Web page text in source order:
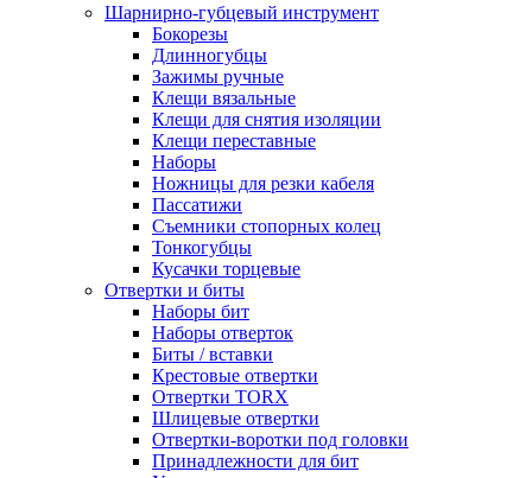
Шарнирно-губцевый инструмент
Бокорезы
Длинногубцы
Зажимы ручные
Клещи вязальные
Клещи для снятия изоляции
Клещи переставные
Наборы
Ножницы для резки кабеля
Пассатижи
Съемники стопорных колец
Тонкогубцы
Кусачки торцевые
Отвертки и биты
Наборы бит
Наборы отверток
Биты / вставки
Крестовые отвертки
Отвертки TORX
Шлицевые отвертки
Отвертки-воротки под головки
Принадлежности для бит